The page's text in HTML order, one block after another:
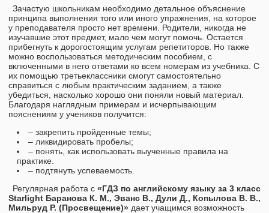
Зачастую школьникам необходимо детальное объяснение
принципа выполнения того или иного упражнения, на которое
у преподавателя просто нет времени. Родители, никогда не
изучавшие этот предмет, мало чем могут помочь. Остается
прибегнуть к дорогостоящим услугам репетиторов. Но также
можно воспользоваться методическим пособием, с
включенными в него ответами ко всем номерам из учебника. С
их помощью третьеклассники смогут самостоятельно
справиться с любым практическим заданием, а также
убедиться, насколько хорошо они поняли новый материал.
Благодаря наглядным примерам и исчерпывающим
пояснениям у учеников получится:
– закрепить пройденные темы;
– ликвидировать пробелы;
– понять, как использовать выученные правила на
практике.
– подтянуть успеваемость.
Регулярная работа с «ГДЗ по английскому языку за 3 класс
Starlight Баранова К. М., Эванс В., Дули Д., Копылова В. В.,
Мильруд Р. (Просвещение)» дает учащимся возможность